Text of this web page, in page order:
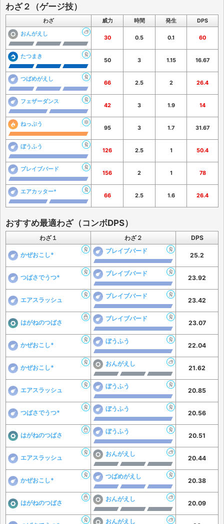
わざ２（ゲージ技）
わざ 威力 時間 発生
DPS
おんがえし
30 0.5 0.1 60
たつまき
50 3 1.15 16.67
つばめがえし
66 2.5 2 26.4
フェザーダンス
42 3 1.9 14
ねっぷう
95 3 1.7 31.67
ぼうふう
126 2.5 1 50.4
ブレイブバード
156 2 1 78
エアカッター*
66 2.5 1.6 26.4
おすすめ最適わざ（コンボDPS）
わざ１ わざ２ DPS
かぜおこし*
ブレイブバード
25.2
つばさでうつ*
ブレイブバード
23.92
エアスラッシュ
ブレイブバード
23.42
はがねのつばさ
ブレイブバード
23.07
かぜおこし*
ぼうふう
22.04
かぜおこし*
おんがえし
21.62
エアスラッシュ
ぼうふう
20.85
つばさでうつ*
ぼうふう
20.56
はがねのつばさ
ぼうふう
20.51
エアスラッシュ
おんがえし
20.44
かぜおこし*
つばめがえし
20.38
はがねのつばさ
おんがえし
20.09
おんがえし